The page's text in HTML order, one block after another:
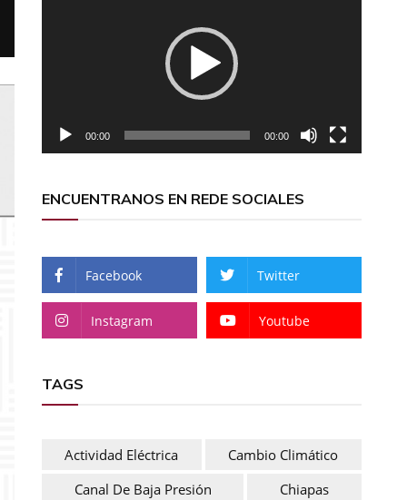
00:00 00:00
ENCUENTRANOS EN REDE SOCIALES
Facebook Twitter
Instagram Youtube
TAGS
Actividad Eléctrica
Cambio Climático
Canal De Baja Presión
Chiapas